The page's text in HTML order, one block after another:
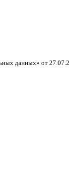
данных» от